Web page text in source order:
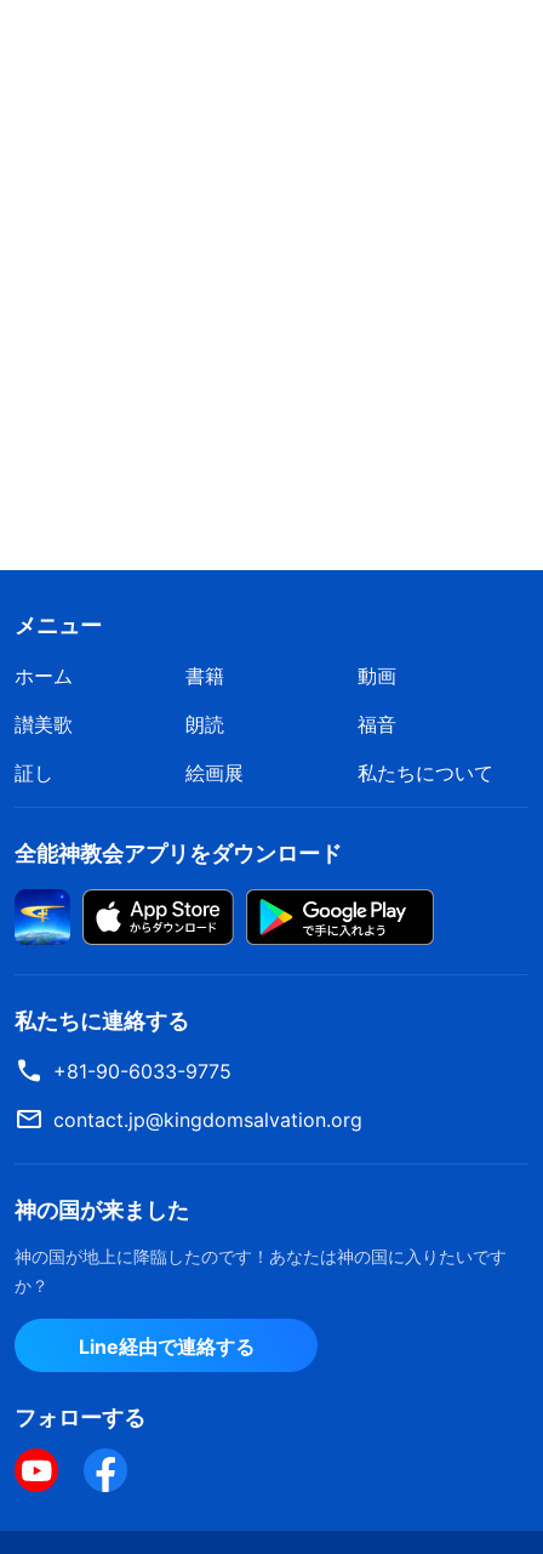
メニュー
ホーム 書籍
動画
讃美歌
朗読
福音
証し
絵画展 私たちについて
全能神教会アプリをダウンロード
私たちに連絡する
+81-90-6033-9775
contact.jp@kingdomsalvation.org
神の国が来ました
神の国が地上に降臨したのです！あなたは神の国に入りたいです
か？
Line経由で連絡する
フォローする